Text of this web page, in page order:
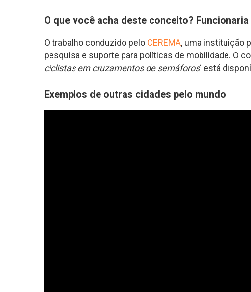
O que você acha deste conceito?
O trabalho conduzido pelo CEREMA, uma instituição
pesquisa e suporte para políticas de mobilidade. O
ciclistas em cruzamentos de semáforos‘ está
Exemplos de outras cidades pelo mundo